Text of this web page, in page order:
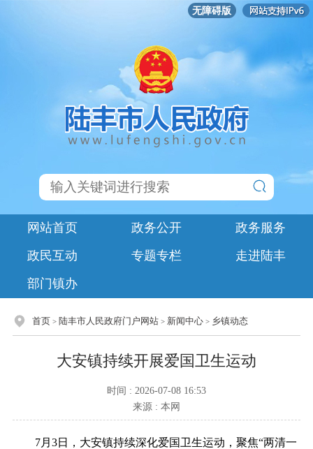
无障碍版
网站首页 政务公开
政务服务
政民互动
专题专栏
走进陆丰
部门镇办
首页 > 陆丰市人民政府门户网站 > 新闻中心 > 乡镇动态
大安镇持续开展爱国卫生运动
时间 : 2026-07-08 16:53
来源 : 本网
7月3日，大安镇持续深化爱国卫生运动，聚焦“两清一